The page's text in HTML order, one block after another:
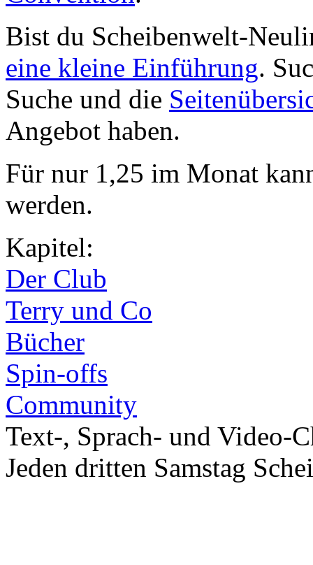
Bist du Scheibenwelt-
eine kleine Einführung.
Suche und die
Angebot haben.
Für nur 1,25 im Monat
werden.
Kapitel:
Der Club
Terry und Co
Bücher
Spin-offs
Community
Text-, Sprach- und Video-
Jeden dritten Samstag